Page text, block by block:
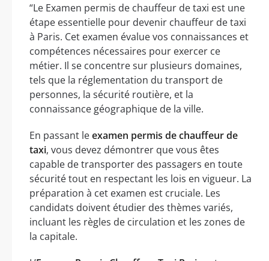
“Le Examen permis de chauffeur de taxi est une
étape essentielle pour devenir chauffeur de taxi
à Paris. Cet examen évalue vos connaissances et
compétences nécessaires pour exercer ce
métier. Il se concentre sur plusieurs domaines,
tels que la réglementation du transport de
personnes, la sécurité routière, et la
connaissance géographique de la ville.
En passant leexamen permis de chauffeur de
taxi, vous devez démontrer que vous êtes
capable de transporter des passagers en toute
sécurité tout en respectant les lois en vigueur. La
préparation à cet examen est cruciale. Les
candidats doivent étudier des thèmes variés,
incluant les règles de circulation et les zones de
la capitale.